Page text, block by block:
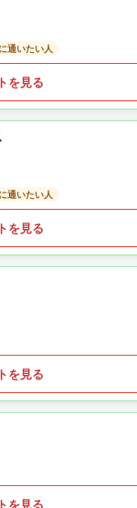
通いたい人
を見る
通いたい人
を見る
を見る
を見る